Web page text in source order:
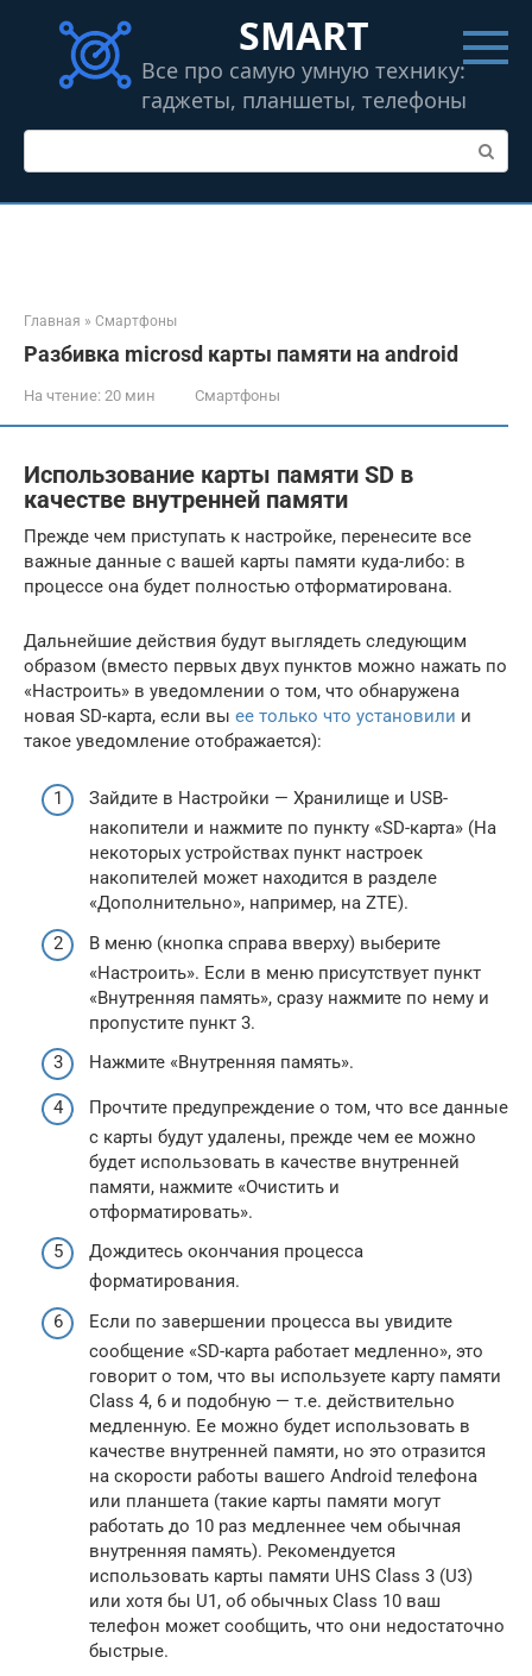
контенту
SMART
Все про самую умную технику:
гаджеты, планшеты, телефоны
Поиск:
Главная » Смартфоны
Разбивка microsd карты памяти на android
На чтение: 20 мин Смартфоны
Использование карты памяти SD в
качестве внутренней памяти
Прежде чем приступать к настройке, перенесите все
важные данные с вашей карты памяти куда-либо: в
процессе она будет полностью отформатирована.
Дальнейшие действия будут выглядеть следующим
образом (вместо первых двух пунктов можно нажать по
«Настроить» в уведомлении о том, что обнаружена
новая SD-карта, если вы ее только что установили и
такое уведомление отображается):
Зайдите в Настройки — Хранилище и USB-
накопители и нажмите по пункту «SD-карта» (На
некоторых устройствах пункт настроек
накопителей может находится в разделе
«Дополнительно», например, на ZTE).
В меню (кнопка справа вверху) выберите
«Настроить». Если в меню присутствует пункт
«Внутренняя память», сразу нажмите по нему и
пропустите пункт 3.
Нажмите «Внутренняя память».
Прочтите предупреждение о том, что все данные
с карты будут удалены, прежде чем ее можно
будет использовать в качестве внутренней
памяти, нажмите «Очистить и
отформатировать».
Дождитесь окончания процесса
форматирования.
Если по завершении процесса вы увидите
сообщение «SD-карта работает медленно», это
говорит о том, что вы используете карту памяти
Class 4, 6 и подобную — т.е. действительно
медленную. Ее можно будет использовать в
качестве внутренней памяти, но это отразится
на скорости работы вашего Android телефона
или планшета (такие карты памяти могут
работать до 10 раз медленнее чем обычная
внутренняя память). Рекомендуется
использовать карты памяти UHS Class 3 (U3)
или хотя бы U1, об обычных Class 10 ваш
телефон может сообщить, что они недостаточно
быстрые.